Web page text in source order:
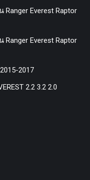
Everest Raptor
Everest Raptor
2017
2.2 3.2 2.0